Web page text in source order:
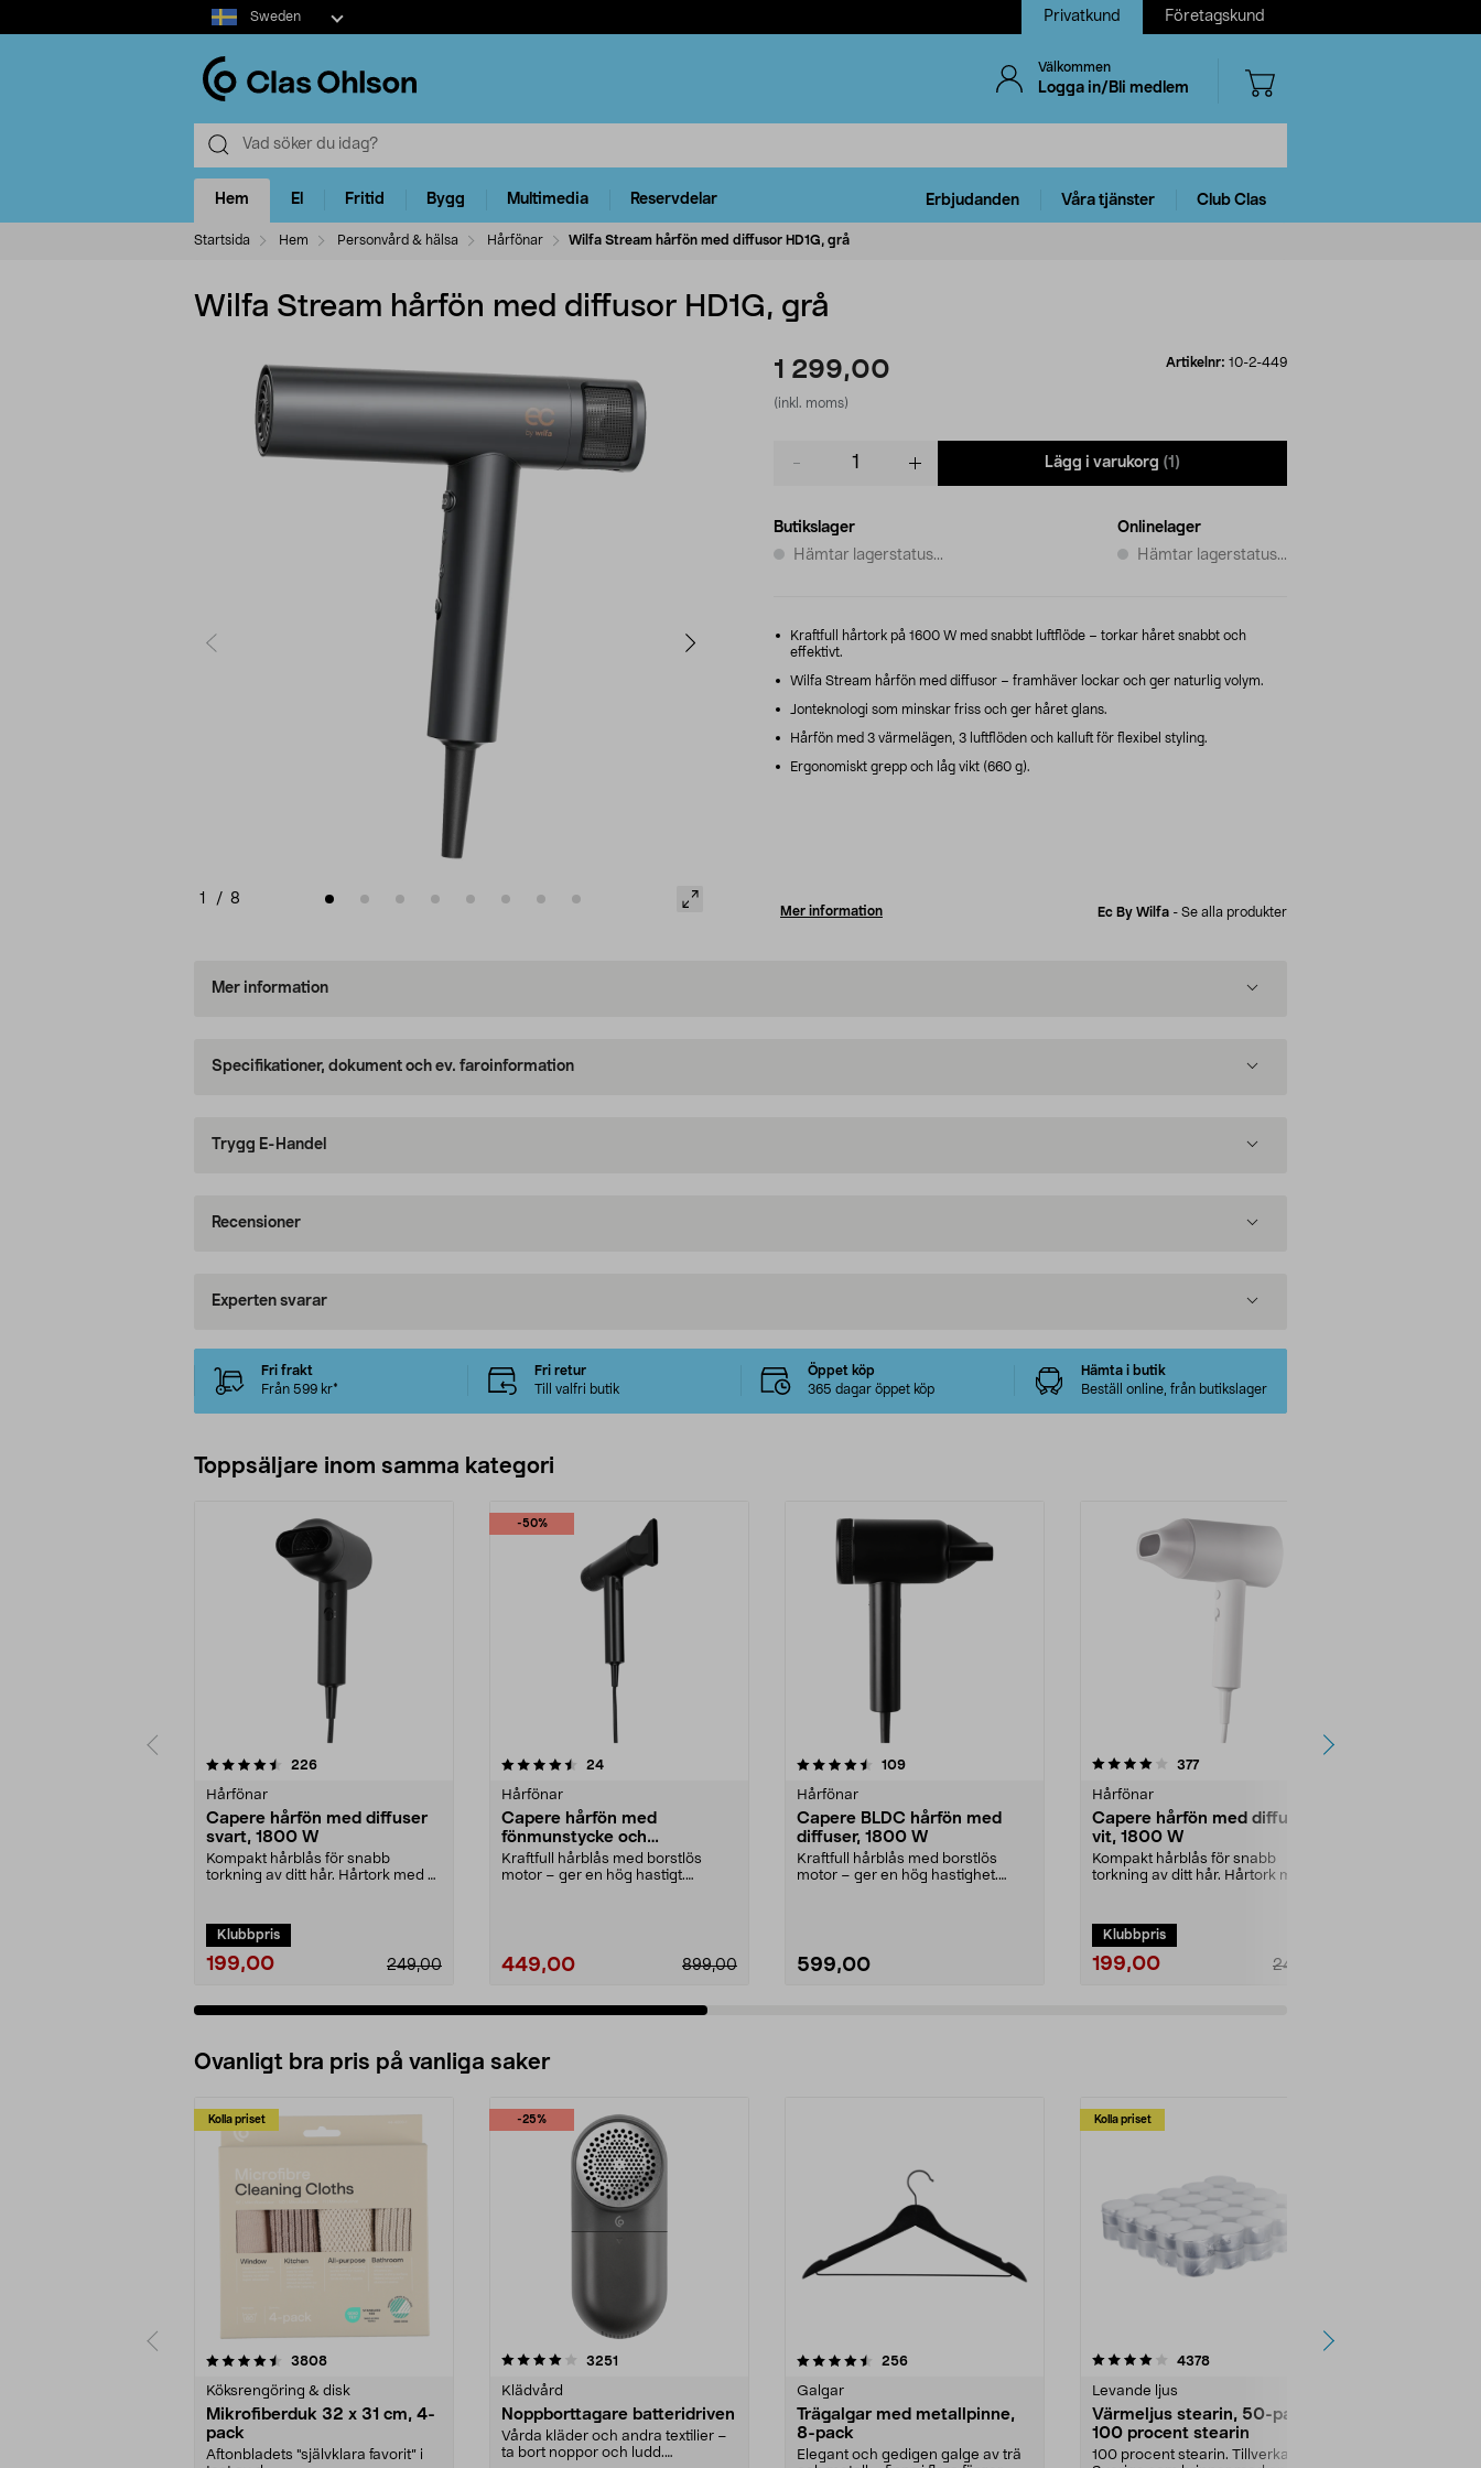
Select
market
Sweden Privatkund Företagskund
Välkommen
Logga in/Bli medlem
Hem El Fritid Bygg Multimedia Reservdelar Erbjudanden Våra tjänster Club Clas
Startsida Hem Personvård & hälsa Hårfönar Wilfa Stream hårfön med diffusor HD1G, grå
Wilfa Stream hårfön med diffusor HD1G, grå
1 / 8
1 299,00
(inkl. moms)
Artikelnr: 10-2-449
Lägg i varukorg (1)
Butikslager
Hämtar lagerstatus...
Onlinelager
Hämtar lagerstatus...
Kraftfull hårtork på 1600 W med snabbt luftflöde – torkar håret snabbt och
effektivt.
Wilfa Stream hårfön med diffusor – framhäver lockar och ger naturlig volym.
Jonteknologi som minskar friss och ger håret glans.
Hårfön med 3 värmelägen, 3 luftflöden och kalluft för flexibel styling.
Ergonomiskt grepp och låg vikt (660 g).
Mer information Ec By Wilfa - Se alla produkter
Mer information
Specifikationer, dokument och ev. faroinformation
Trygg E-Handel
Recensioner
Experten svarar
Fri frakt
Från 599 kr*
Fri retur
Till valfri butik
Öppet köp
365 dagar öppet köp
Hämta i butik
Beställ online, från butikslager
Toppsäljare inom samma kategori
226recensioner
Hårfönar
Capere hårfön med diffuser
svart, 1800 W
Kompakt hårblås för snabb
torkning av ditt hår. Hårtork med 2
Klubbpris
199,00 249,00
-50%
4.5 av 5 stjärnor 24recensioner
Hårfönar
Capere hårfön med
fönmunstycke och
kalluftsfunktion, 2000W
Kraftfull hårblås med borstlös
motor – ger en hög hastigt.
449,00 899,00
4.5 av 5 stjärnor 109recensioner
Hårfönar
Capere BLDC hårfön med
diffuser, 1800 W
Kraftfull hårblås med borstlös
motor – ger en hög hastighet.
599,00
4.0 av 5 stjärnor 377recensioner
Hårfönar
Capere hårfön med diffuser
vit, 1800 W
Kompakt hårblås för snabb
torkning av ditt hår. Hårtork med 2
Klubbpris
199,00 249,00
4.5 av 5 stjärnor
Ovanligt bra pris på vanliga saker
Kolla priset
3808recensioner
Köksrengöring & disk
Mikrofiberduk 32 x 31 cm, 4-
pack
Aftonbladets "självklara favorit” i
-25%
4.0av 5 stjärnor 3251
Klädvård
Noppborttagare batteridriven
Vårda kläder och andra textilier –
ta bort noppor och ludd.
4.5av 5 stjärnor 256recensioner
Galgar
Trägalgar med metallpinne,
8-pack
Elegant och gedigen galge av trä
Kolla priset
4.0av 5 stjärnor 4378recensioner
Levande ljus
Värmeljus stearin, 50-pack,
100 procent stearin
100 procent stearin. Tillverkade i
4.5av 5 stjärnor